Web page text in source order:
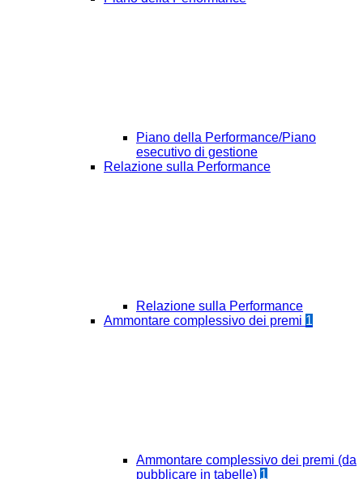
Piano della Performance/Piano
esecutivo di gestione
Relazione sulla Performance
Relazione sulla Performance
Ammontare complessivo dei premi 1
Ammontare complessivo dei premi (da
pubblicare in tabelle) 1